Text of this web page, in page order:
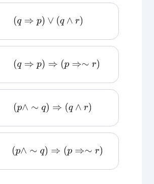
(q⇒p)∨(q ∧r )
(q⇒p)⇒(p ⇒∼ r)
(p∧∼q) ⇒( q∧r
(p∧∼q) ⇒( p⇒∼r)